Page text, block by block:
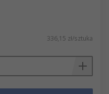
336,15 zł/sztuka